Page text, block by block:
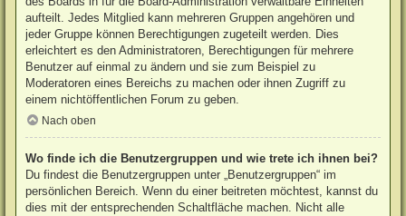
aufteilt. Jedes Mitglied kann mehreren Gruppen angehören und
jeder Gruppe können Berechtigungen zugeteilt werden. Dies
erleichtert es den Administratoren, Berechtigungen für mehrere
Benutzer auf einmal zu ändern und sie zum Beispiel zu
Moderatoren eines Bereichs zu machen oder ihnen Zugriff zu
einem nichtöffentlichen Forum zu geben.
Nach oben
Wo finde ich die Benutzergruppen und wie trete ich ihnen bei?
Du findest die Benutzergruppen unter „Benutzergruppen“ im
persönlichen Bereich. Wenn du einer beitreten möchtest, kannst du
dies mit der entsprechenden Schaltfläche machen. Nicht alle